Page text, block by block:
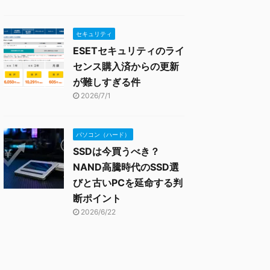
セキュリティ
ESETセキュリティのライ
センス購入済からの更新
が難しすぎる件
2026/7/1
パソコン（ハード）
SSDは今買うべき？
NAND高騰時代のSSD選
びと古いPCを延命する判
断ポイント
2026/6/22